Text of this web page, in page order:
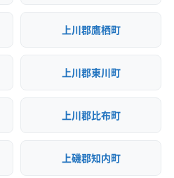
上川郡鷹栖町
上川郡東川町
上川郡比布町
上磯郡知内町